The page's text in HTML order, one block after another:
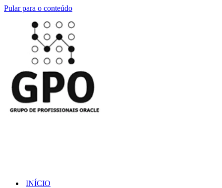
Pular para o conteúdo
INÍCIO